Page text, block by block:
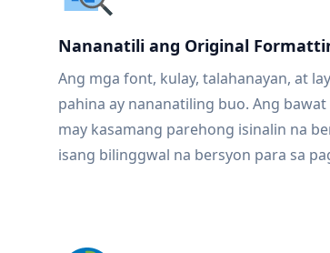
Nananatili ang Original
Ang mga font, kulay, talahanayan, at
pahina ay nananatiling buo. Ang bawat
may kasamang parehong isinalin na
isang bilinggwal na bersyon para sa